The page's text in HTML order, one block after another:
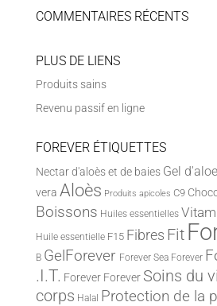
COMMENTAIRES RÉCENTS
PLUS DE LIENS
Produits sains
Revenu passif en ligne
FOREVER ÉTIQUETTES
Nectar d'aloès et de baies Gel
vera Aloès Produits apicoles C9
Boissons Huiles essentielles
Huile essentielle F15 Fibres Fit
B GelForever Forever Sea Forever
.I.T. Forever Forever Soins du
corps Halal Protection de la